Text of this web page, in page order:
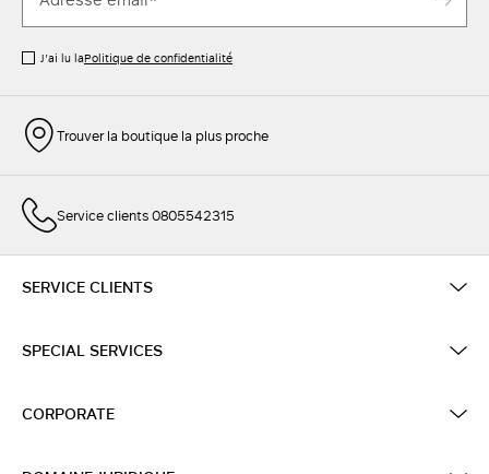
J’ai lu laPolitique de confidentialité
Trouver la boutique la plus proche
Service clients 0805542315
SERVICE CLIENTS
SPECIAL SERVICES
CORPORATE